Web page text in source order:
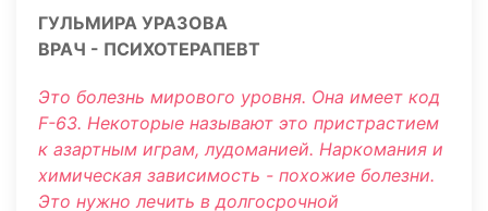
ГУЛЬМИРА УРАЗОВА
ВРАЧ - ПСИХОТЕРАПЕВТ
Это болезнь мирового уровня. Она имеет код
F-63. Некоторые называют это пристрастием
к азартным играм, лудоманией. Наркомания и
химическая зависимость - похожие болезни.
Это нужно лечить в долгосрочной